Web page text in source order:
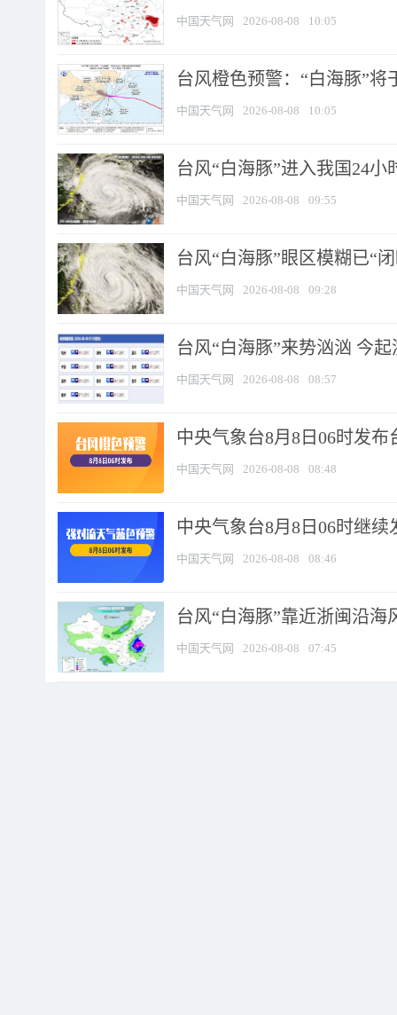
中国天气网 2026-08-08 10:05
台风橙色预警：“白海豚”将
中国天气网 2026-08-08 10:05
台风“白海豚”进入我国24
中国天气网 2026-08-08 09:55
台风“白海豚”眼区模糊已“
中国天气网 2026-08-08 09:28
台风“白海豚”来势汹汹 今
中国天气网 2026-08-08 08:57
中央气象台8月8日06时发布
中国天气网 2026-08-08 08:48
中央气象台8月8日06时继
中国天气网 2026-08-08 08:46
台风“白海豚”靠近浙闽沿
中国天气网 2026-08-08 07:45